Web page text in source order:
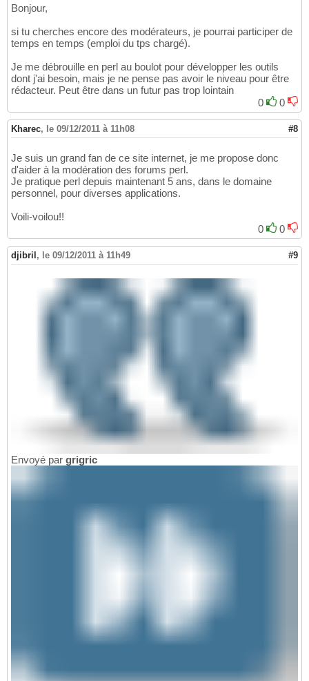
Bonjour,
si tu cherches encore des modérateurs, je pourrai participer de
temps en temps (emploi du tps chargé).
Je me débrouille en perl au boulot pour développer les outils
dont j'ai besoin, mais je ne pense pas avoir le niveau pour être
rédacteur. Peut être dans un futur pas trop lointain
0
0
Kharec, le 09/12/2011 à 11h08 #8
Je suis un grand fan de ce site internet, je me propose donc
d'aider à la modération des forums perl.
Je pratique perl depuis maintenant 5 ans, dans le domaine
personnel, pour diverses applications.
Voili-voilou!!
0
0
djibril , le 09/12/2011 à 11h49 #9
Envoyé par grigric